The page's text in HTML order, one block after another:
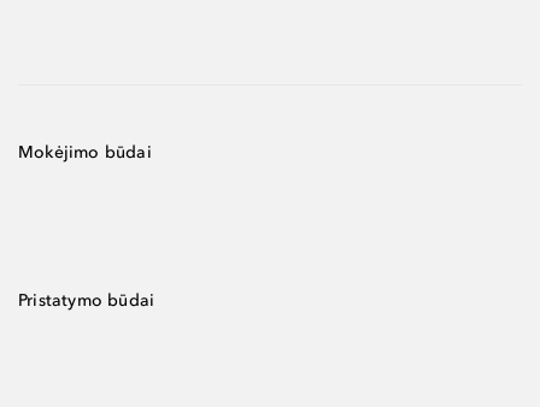
Mokėjimo būdai
Pristatymo būdai